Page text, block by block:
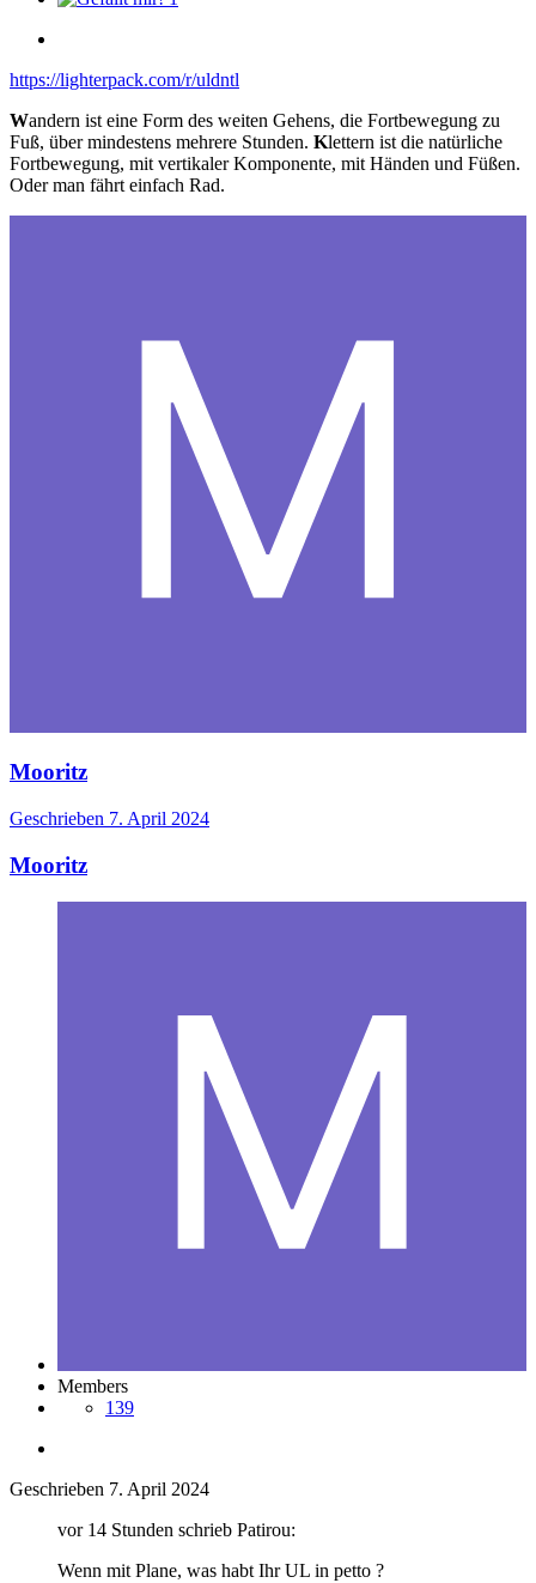
https://lighterpack.com/r/uldntl
Wandern ist eine Form des weiten Gehens, die Fortbewegung zu
Fuß, über mindestens mehrere Stunden. Klettern ist die natürliche
Fortbewegung, mit vertikaler Komponente, mit Händen und Füßen.
Oder man fährt einfach Rad.
Mooritz
Geschrieben 7. April 2024
Mooritz
Members
139
Geschrieben 7. April 2024
vor 14 Stunden schrieb Patirou:
Wenn mit Plane, was habt Ihr UL in petto ?